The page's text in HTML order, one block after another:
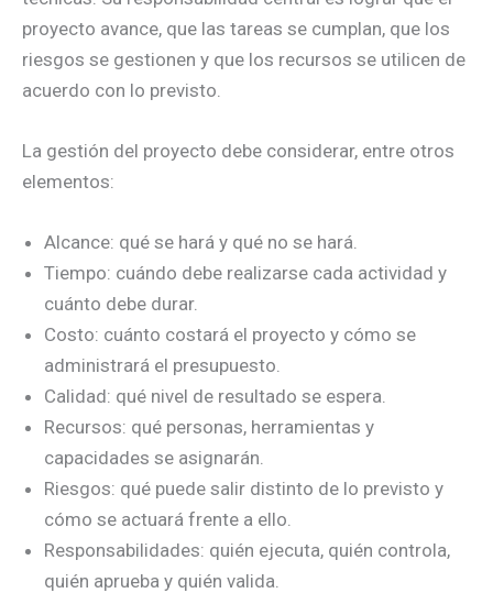
proyecto avance, que las tareas se cumplan, que los
riesgos se gestionen y que los recursos se utilicen de
acuerdo con lo previsto.
La gestión del proyecto debe considerar, entre otros
elementos:
Alcance: qué se hará y qué no se hará.
Tiempo: cuándo debe realizarse cada actividad y
cuánto debe durar.
Costo: cuánto costará el proyecto y cómo se
administrará el presupuesto.
Calidad: qué nivel de resultado se espera.
Recursos: qué personas, herramientas y
capacidades se asignarán.
Riesgos: qué puede salir distinto de lo previsto y
cómo se actuará frente a ello.
Responsabilidades: quién ejecuta, quién controla,
quién aprueba y quién valida.